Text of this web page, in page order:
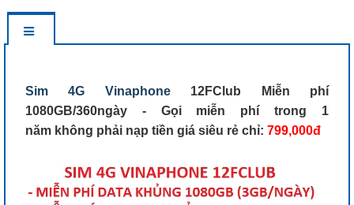
Sim 4G Vinaphone 12FClub Miễn phí
1080GB/360ngày - Gọi miễn phí trong 1
năm không phải nạp tiền giá siêu rẻ chỉ: 799,000đ